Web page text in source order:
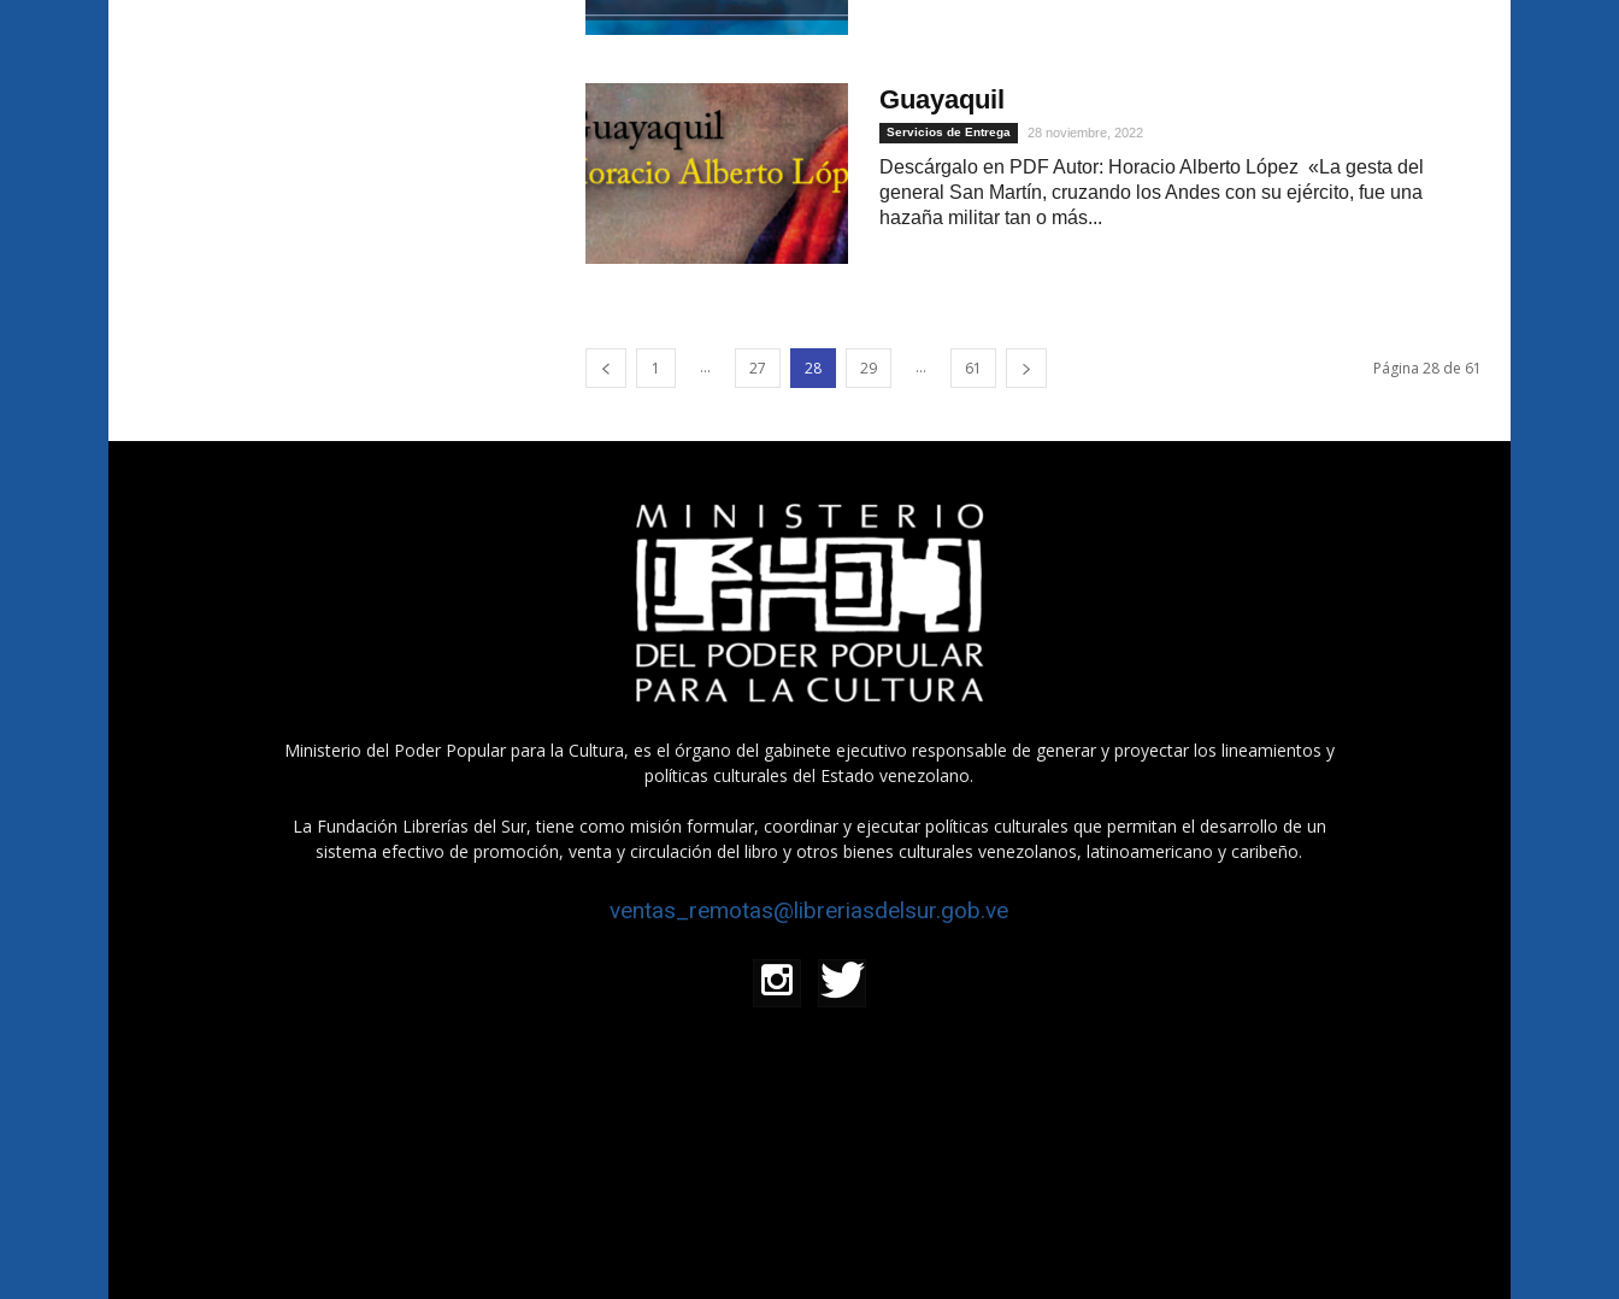
Guayaquil
Servicios de Entrega 28 noviembre, 2022
Descárgalo en PDF Autor: Horacio Alberto López «La gesta del
general San Martín, cruzando los Andes con su ejército, fue una
hazaña militar tan o más...
1 ... 27 28 29 ... 61 Página 28 de 61
Ministerio del Poder Popular para la Cultura, es el órgano del gabinete ejecutivo responsable de generar y proyectar los lineamientos y
políticas culturales del Estado venezolano.
La Fundación Librerías del Sur, tiene como misión formular, coordinar y ejecutar políticas culturales que permitan el desarrollo de un
sistema efectivo de promoción, venta y circulación del libro y otros bienes culturales venezolanos, latinoamericano y caribeño.
ventas_remotas@libreriasdelsur.gob.ve